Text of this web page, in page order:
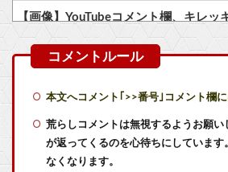
【画像】YouTubeコメント欄、キレッ
ゴマゾウってよく見たら結構可愛くな
【艦これ】ナマケモノアガノウサギ 他
本文へコメント｢>>番号｣コメント欄
荒らしコメントは無視するようお願い
が返ってくるのを心待ちにしています
なくなります。